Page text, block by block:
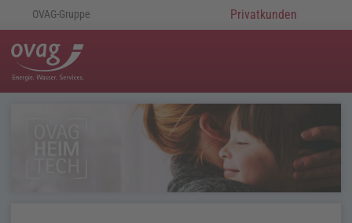
OVAG-Gruppe Privatkunden